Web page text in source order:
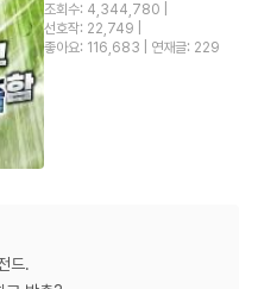
조회수: 4,344,780
선호작: 22,749
좋아요: 116,683
연재글: 229
드.